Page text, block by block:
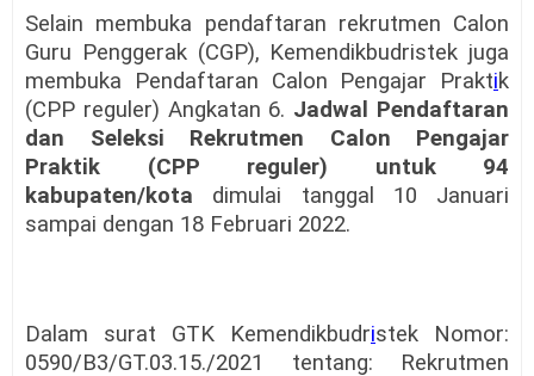
Selain membuka pendaftaran rekrutmen Calon
Guru Penggerak (CGP), Kemendikbudristek juga
membuka Pendaftaran Calon Pengajar Praktik
(CPP reguler) Angkatan 6. Jadwal Pendaftaran
dan Seleksi Rekrutmen Calon Pengajar
Praktik (CPP reguler) untuk 94
kabupaten/kota dimulai tanggal 10 Januari
sampai dengan 18 Februari 2022.
Dalam surat GTK Kemendikbudristek Nomor:
0590/B3/GT.03.15./2021 tentang: Rekrutmen